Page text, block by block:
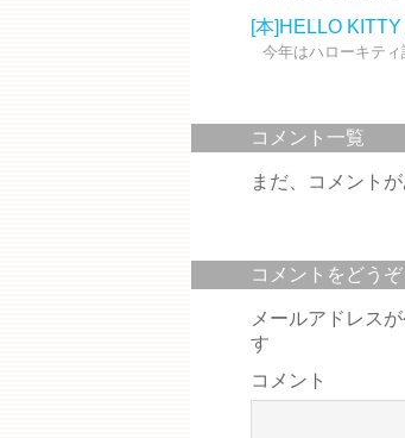
[本]HELLO
今年はハローキテ
コメント一覧
まだ、コメント
コメントをどうぞ
メールアドレス
す
コメント